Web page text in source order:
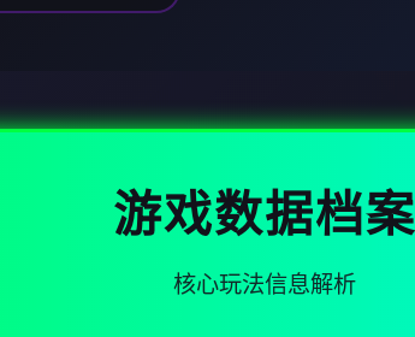
游戏数据档案
核心玩法信息解析